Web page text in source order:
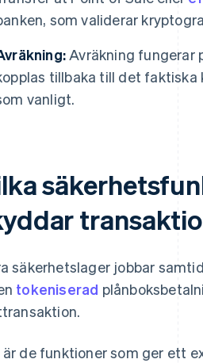
som validerar
Avräkning fungerar
tillbaka till det
vanligt.
säkerhetslager jobbar
tokeniserad
är de funktioner som ger ett